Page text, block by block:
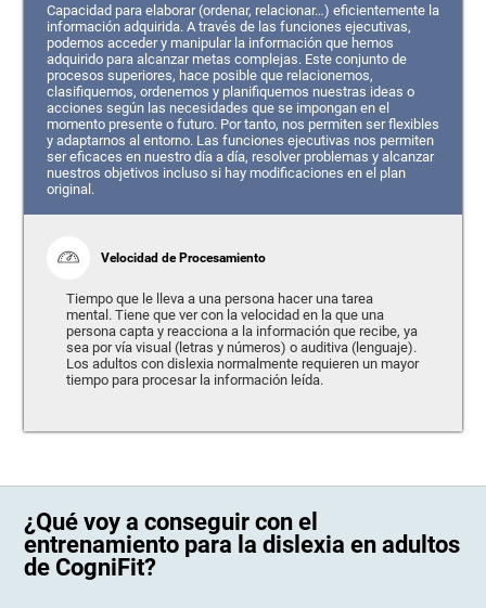
Capacidad para elaborar (ordenar, relacionar…) eficientemente la
información adquirida. A través de las funciones ejecutivas,
podemos acceder y manipular la información que hemos
adquirido para alcanzar metas complejas. Este conjunto de
procesos superiores, hace posible que relacionemos,
clasifiquemos, ordenemos y planifiquemos nuestras ideas o
acciones según las necesidades que se impongan en el
momento presente o futuro. Por tanto, nos permiten ser flexibles
y adaptarnos al entorno. Las funciones ejecutivas nos permiten
ser eficaces en nuestro día a día, resolver problemas y alcanzar
nuestros objetivos incluso si hay modificaciones en el plan
original.
Velocidad de Procesamiento
Tiempo que le lleva a una persona hacer una tarea
mental. Tiene que ver con la velocidad en la que una
persona capta y reacciona a la información que recibe, ya
sea por vía visual (letras y números) o auditiva (lenguaje).
Los adultos con dislexia normalmente requieren un mayor
tiempo para procesar la información leída.
¿Qué voy a conseguir con el
entrenamiento para la dislexia en adultos
de CogniFit?